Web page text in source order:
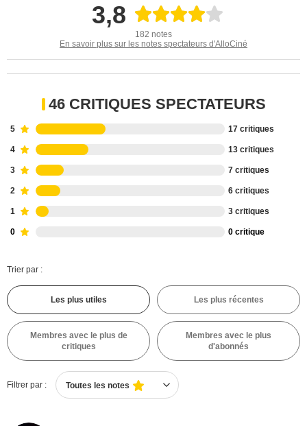
3,8
182 notes
En savoir plus sur les notes spectateurs d'AlloCiné
46 CRITIQUES SPECTATEURS
5 17 critiques
4 13 critiques
3 7 critiques
2 6 critiques
1 3 critiques
0 0 critique
Trier par :
Les plus utiles Les plus récentes
Membres avec le plus de
critiques
Membres avec le plus
d'abonnés
Filtrer par : Toutes les notes